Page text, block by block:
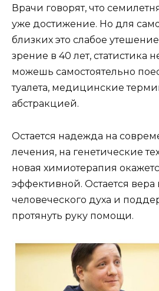
Врачи говорят, что
уже достижение. Но для
близких это слабое
зрение в 40 лет, статистика
можешь самостоятельно
туалета, медицинские
абстракцией.
Остается надежда на
лечения, на генетические
новая химиотерапия
эффективной. Остается вера
человеческого духа и
протянуть руку помощи.